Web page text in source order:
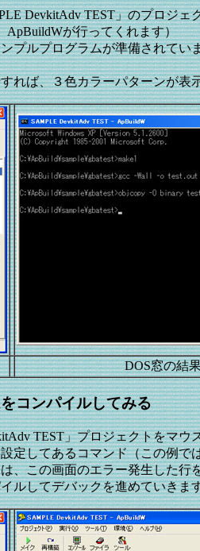
DevkitAdv TEST」のプロジェ
ApBuildWが行ってくれます）
ルプログラムが準備されてい
れば、３色カラーパターンが表
DOS窓の結
コンパイルしてみる
TEST」プロジェクトをマ
定してあるコマンド（この例
この画面のエラー発生した行
ルしてデバックを進めていきま